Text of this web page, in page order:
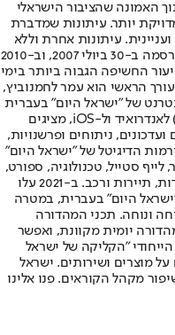
האמונה שהציבור הישראלי
יותר. עיתונות שמדברת
עיתונות אחרת וללא
תשלום. המהדורה המודפסת הראשונה פורסמה ב-30 ביולי 2007, וב-2010
החשיפה הגבוה ביותר בימי
הראשי הוא עמר לחמנוביץ,
של "ישראל היום" בעברית
ובאנגלית, כמו כן היישומונים (אפליקציות) לאנדרואיד ול-iOS, מציגים
ניתוחים ופרשנויות,
הדיגיטל של "ישראל היום"
סטייל, טכנולוגיה, ספורט,
כלכלה וצרכנות, בריאות, חיילים, אוכל, יהדות, תיירות ורכב. ב-2021 עלו
היום" בעברית, במטרה
ונוחה. תכני המהדורה
יומית מקוונת, ואפשר
"הקליקה של ישראל
מוצרים ושירותים. ישראל
מקהל הקוראים. פנו אלינו